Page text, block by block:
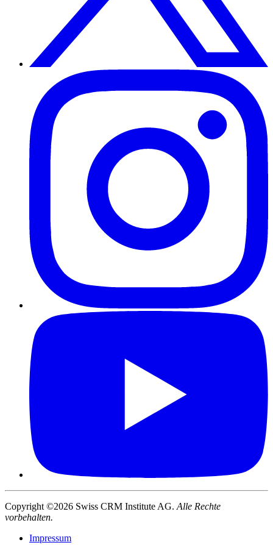
Copyright ©2026 Swiss CRM Institute AG. Alle Rechte
vorbehalten.
Impressum